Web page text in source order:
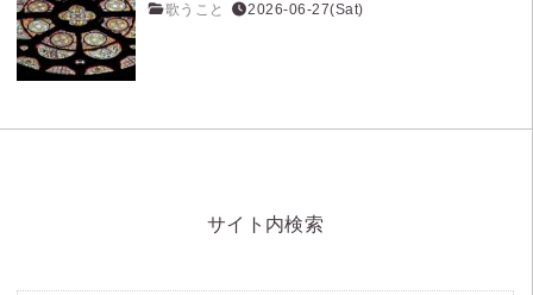
歌うこと 2026-06-27(Sat)
サイト内検索